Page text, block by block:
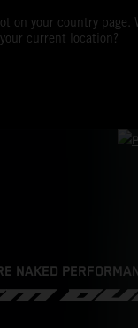
on your country page.
current location?
NAKED